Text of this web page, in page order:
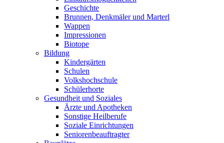
Geschichte
Brunnen, Denkmäler und Marterl
Wappen
Impressionen
Biotope
Bildung
Kindergärten
Schulen
Volkshochschule
Schülerhorte
Gesundheit und Soziales
Ärzte und Apotheken
Sonstige Heilberufe
Soziale Einrichtungen
Seniorenbeauftragter